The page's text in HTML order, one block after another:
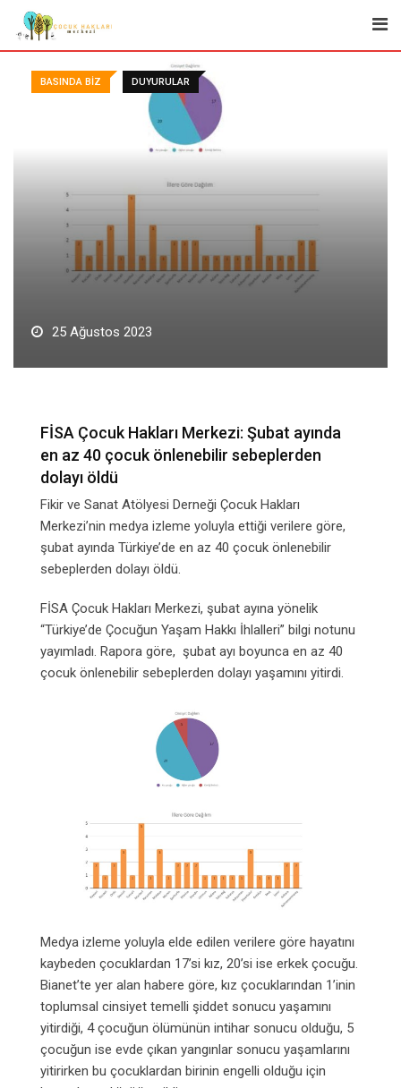
content
BASINDA BIZ DUYURULAR
25 Ağustos 2023
FİSA Çocuk Hakları Merkezi: Şubat ayında
en az 40 çocuk önlenebilir sebeplerden
dolayı öldü
Fikir ve Sanat Atölyesi Derneği Çocuk Hakları
Merkezi’nin medya izleme yoluyla ettiği verilere göre,
şubat ayında Türkiye’de en az 40 çocuk önlenebilir
sebeplerden dolayı öldü.
FİSA Çocuk Hakları Merkezi, şubat ayına yönelik
“Türkiye’de Çocuğun Yaşam Hakkı İhlalleri” bilgi notunu
yayımladı. Rapora göre, şubat ayı boyunca en az 40
çocuk önlenebilir sebeplerden dolayı yaşamını yitirdi.
Medya izleme yoluyla elde edilen verilere göre hayatını
kaybeden çocuklardan 17’si kız, 20’si ise erkek çocuğu.
Bianet’te yer alan habere göre, kız çocuklarından 1’inin
toplumsal cinsiyet temelli şiddet sonucu yaşamını
yitirdiği, 4 çocuğun ölümünün intihar sonucu olduğu, 5
çocuğun ise evde çıkan yangınlar sonucu yaşamlarını
yitirirken bu çocuklardan birinin engelli olduğu için